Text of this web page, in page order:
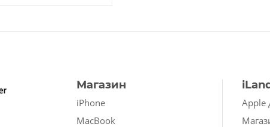
Магазин
iPhone
MacBook
iLand
Apple